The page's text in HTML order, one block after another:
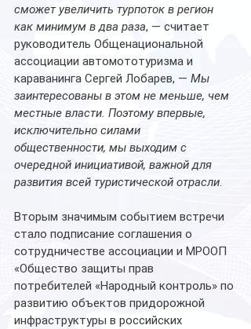
сможет увеличить турпоток в регион
как минимум в два раза, — считает
руководитель Общенациональной
ассоциации автомототуризма и
караванинга Сергей Лобарев, — Мы
заинтересованы в этом не меньше, чем
местные власти. Поэтому впервые,
исключительно силами
общественности, мы выходим с
очередной инициативой, важной для
развития всей туристической отрасли.
Вторым значимым событием встречи
стало подписание соглашения о
сотрудничестве ассоциации и МРООП
«Общество защиты прав
потребителей «Народный контроль» по
развитию объектов придорожной
инфраструктуры в российских